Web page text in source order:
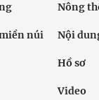
Nông
núi Nội
Hồ sơ
Video